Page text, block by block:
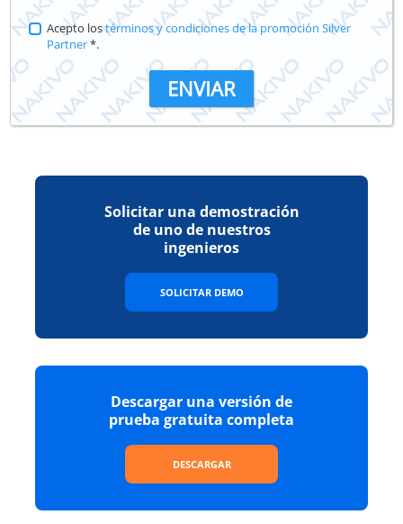
A. NAKIVO ha desarrollado y desea anunciar, promocionar,
comercializar y distribuir los productos de software de la
empresa.
B. El Revendedor desea obtener el derecho de actuar como
Revendedor independiente de los Productos, con el derecho
no exclusivo de comercializar, promocionar y revender los
Productos.
Acuerdo
Revendedor autorizado independiente y no exclusivo de los
Productos en la zona geográfica identificada en el país
introducido en la solicitud en línea del presente documento
(«Mercado»), y el Revendedor acepta por la presente dicha
revender los Productos únicamente a terceros Usuarios
Finales dentro del Mercado. A efectos del presente Contrato,
el término «Usuario Final» se refiere a una persona o entidad
lugar de para su reventa o distribución. El Revendedor no
subvendedor, agente, representante, subcontratista u otro
los Productos. NAKIVO se reserva todos los derechos no
concedidos específicamente por NAKIVO en virtud del
presente documento. Sin limitar la generalidad de lo
NAKIVO se reserva el derecho de anunciar, promocionar,
comercializar y distribuir los Productos, y de designar a
distribuyan los Productos, en todo el mundo, incluido el
Acepto lostérminos y condiciones de la promoción Silver
Partner*.
Solicitar una demostración
de uno de nuestros
ingenieros
SOLICITAR DEMO
Descargar una versión de
prueba gratuita completa
DESCARGAR